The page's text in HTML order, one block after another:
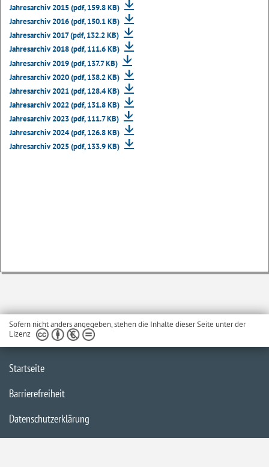
Jahresarchiv 2015 (pdf, 159.8 KB)
Jahresarchiv 2016 (pdf, 150.1 KB)
Jahresarchiv 2017 (pdf, 132.2 KB)
Jahresarchiv 2018 (pdf, 111.6 KB)
Jahresarchiv 2019 (pdf, 137.7 KB)
Jahresarchiv 2020 (pdf, 138.2 KB)
Jahresarchiv 2021 (pdf, 128.4 KB)
Jahresarchiv 2022 (pdf, 131.8 KB)
Jahresarchiv 2023 (pdf, 111.7 KB)
Jahresarchiv 2024 (pdf, 126.8 KB)
Jahresarchiv 2025 (pdf, 133.9 KB)
Sofern nicht anders angegeben, stehen die Inhalte dieser Seite unter der
Lizenz
Startseite
Barrierefreiheit
Datenschutzerklärung